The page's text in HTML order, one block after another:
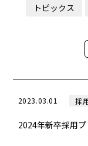
トピックス
2023.03.01 採
2024年新卒採用